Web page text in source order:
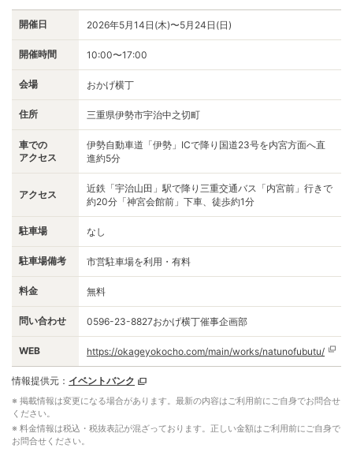
開催日 2026年5月14日(木)〜5月24日(日)
開催時間 10:00〜17:00
会場 おかげ横丁
住所 三重県伊勢市宇治中之切町
車での
アクセス
伊勢自動車道「伊勢」ICで降り国道23号を内宮方面へ直
進約5分
アクセス
近鉄「宇治山田」駅で降り三重交通バス「内宮前」行きで
約20分「神宮会館前」下車、徒歩約1分
駐車場 なし
駐車場備考 市営駐車場を利用・有料
料金 無料
問い合わせ 0596-23-8827おかげ横丁催事企画部
WEB https://okageyokocho.com/main/works/natunofubutu/
情報提供元： イベントバンク
※ 掲載情報は変更になる場合があります。最新の内容はご利用前にご自身でお問合せ
ください。
※ 料金情報は税込・税抜表記が混ざっております。正しい金額はご利用前にご自身で
お問合せください。